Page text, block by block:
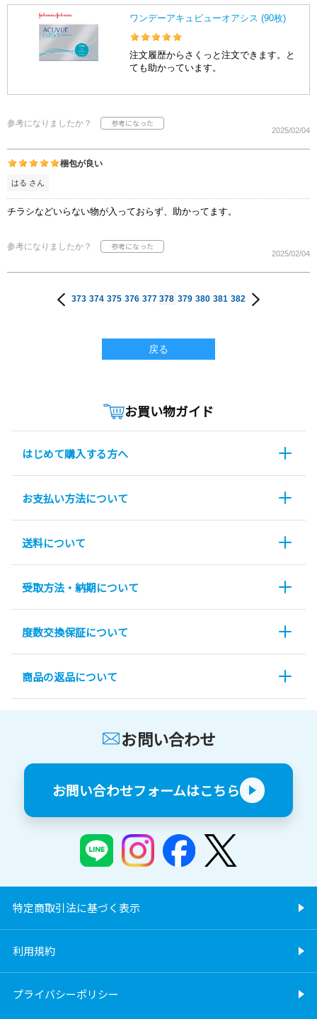
ワンデーアキュビューオアシス (90枚)
注文履歴からさくっと注文できます。と
ても助かっています。
参考になりましたか？
2025/02/04
梱包が良い
はる さん
チラシなどいらない物が入っておらず、助かってます。
参考になりましたか？
2025/02/04
373 374 375 376 377 378 379 380 381 382
戻る
お買い物ガイド
はじめて購入する方へ
お支払い方法について
送料について
受取方法・納期について
度数交換保証について
商品の返品について
お問い合わせ
お問い合わせフォームはこちら
特定商取引法に基づく表示
利用規約
プライバシーポリシー